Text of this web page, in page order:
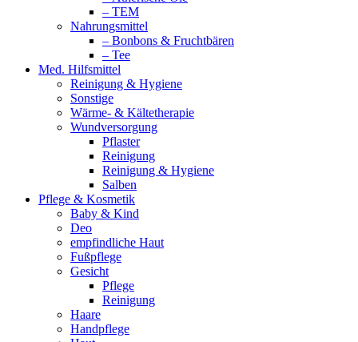
– TEM
Nahrungsmittel
– Bonbons & Fruchtbären
– Tee
Med. Hilfsmittel
Reinigung & Hygiene
Sonstige
Wärme- & Kältetherapie
Wundversorgung
Pflaster
Reinigung
Reinigung & Hygiene
Salben
Pflege & Kosmetik
Baby & Kind
Deo
empfindliche Haut
Fußpflege
Gesicht
Pflege
Reinigung
Haare
Handpflege